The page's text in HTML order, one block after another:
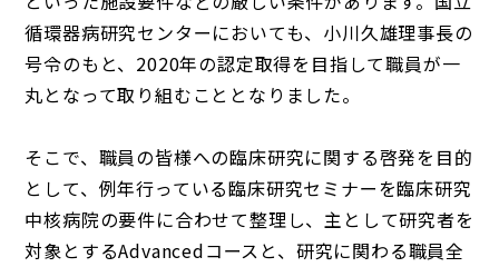
循環器病研究センターにおいても、小川久雄理事長の
号令のもと、2020年の認定取得を目指して職員が一
丸となって取り組むこととなりました。
そこで、職員の皆様への臨床研究に関する啓発を目的
として、例年行っている臨床研究セミナーを臨床研究
中核病院の要件に合わせて整理し、主として研究者を
対象とするAdvancedコースと、研究に関わる職員全